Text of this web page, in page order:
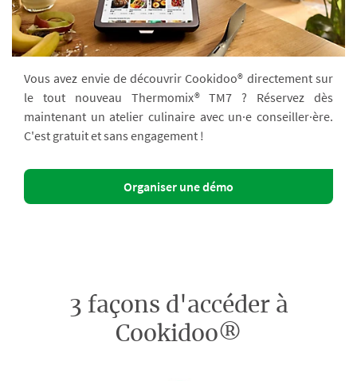
Vous avez envie de découvrir Cookidoo® directement sur
le tout nouveau Thermomix® TM7 ? Réservez dès
maintenant un atelier culinaire avec un·e conseiller·ère.
C'est gratuit et sans engagement !
Organiser une démo
3 façons d'accéder à
Cookidoo®